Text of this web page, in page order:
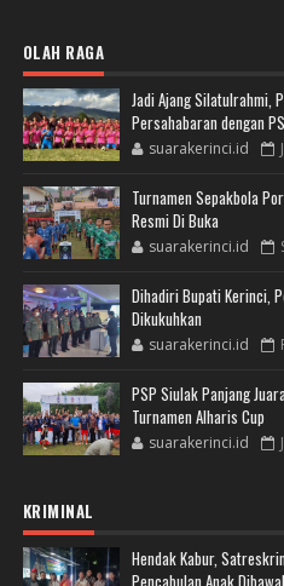
OLAH RAGA
Jadi Ajang Silatulrahmi,
Persahabaran dengan
suarakerinci.id
Turnamen Sepakbola
Resmi Di Buka
suarakerinci.id
Dihadiri Bupati Kerinci,
Dikukuhkan
suarakerinci.id
PSP Siulak Panjang
Turnamen Alharis Cup
suarakerinci.id
KRIMINAL
Hendak Kabur,